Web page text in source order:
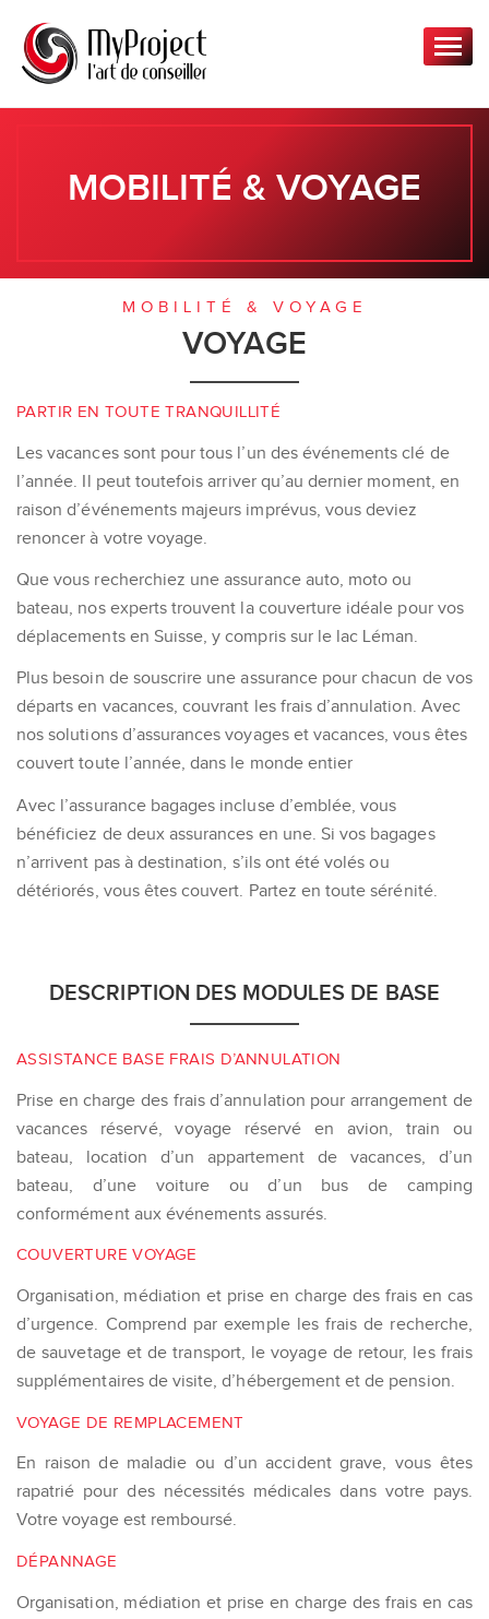
T
g
MOBILITÉ & VOYAGE
MOBILITÉ & VOYAGE
VOYAGE
PARTIR EN TOUTE TRANQUILLITÉ
Les vacances sont pour tous l’un des événements clé de
l’année. Il peut toutefois arriver qu’au dernier moment, en
raison d’événements majeurs imprévus, vous deviez
renoncer à votre voyage.
Que vous recherchiez une assurance auto, moto ou
bateau, nos experts trouvent la couverture idéale pour vos
déplacements en Suisse, y compris sur le lac Léman.
Plus besoin de souscrire une assurance pour chacun de vos
départs en vacances, couvrant les frais d’annulation. Avec
nos solutions d’assurances voyages et vacances, vous êtes
couvert toute l’année, dans le monde entier
Avec l’assurance bagages incluse d’emblée, vous
bénéficiez de deux assurances en une. Si vos bagages
n’arrivent pas à destination, s’ils ont été volés ou
détériorés, vous êtes couvert. Partez en toute sérénité.
DESCRIPTION DES MODULES DE BASE
ASSISTANCE BASE FRAIS D’ANNULATION
Prise en charge des frais d’annulation pour arrangement de
vacances réservé, voyage réservé en avion, train ou
bateau, location d’un appartement de vacances, d’un
bateau, d’une voiture ou d’un bus de camping
conformément aux événements assurés.
COUVERTURE VOYAGE
Organisation, médiation et prise en charge des frais en cas
d’urgence. Comprend par exemple les frais de recherche,
de sauvetage et de transport, le voyage de retour, les frais
supplémentaires de visite, d’hébergement et de pension.
VOYAGE DE REMPLACEMENT
En raison de maladie ou d’un accident grave, vous êtes
rapatrié pour des nécessités médicales dans votre pays.
Votre voyage est remboursé.
DÉPANNAGE
Organisation, médiation et prise en charge des frais en cas